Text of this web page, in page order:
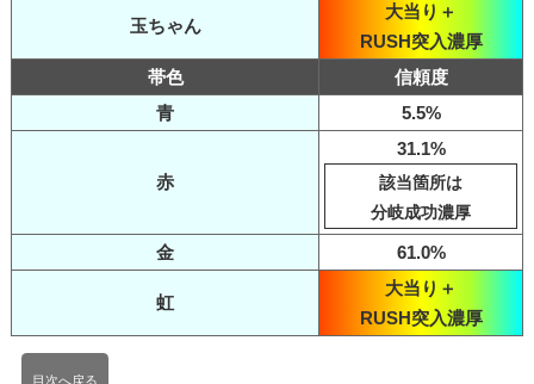
玉ちゃん
大当り＋
RUSH突入濃厚
帯色
信頼度
青
5.5%
赤
31.1%
該当箇所は
分岐成功濃厚
金 61.0%
虹
大当り＋
RUSH突入濃厚
目次へ戻る